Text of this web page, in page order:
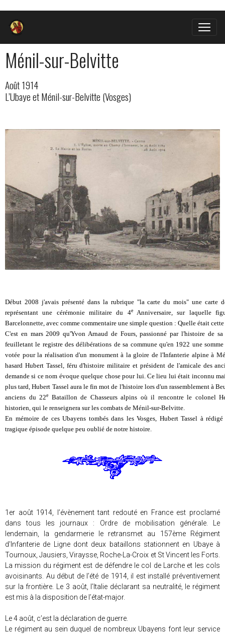
Ménil-sur-Belvitte
Août 1914
L’Ubaye et Ménil-sur-Belvitte (Vosges)
Début 2008 j'avais présenté dans la rubrique "la carte du mois" une carte
représentant une cérémonie militaire du 4eAnniversaire, sur laquelle
Barcelonnette, avec comme commentaire une simple question : Quelle était cette
C'est en mars 2009 qu'Yvon Arnaud de Fours, passionné par l'histoire de
feuilletant le registre des délibérations de sa commune qu'en 1922 une
votée pour la réalisation d'un monument à la gloire de l'Infanterie alpine à
hasard Hubert Tassel, féru d'histoire militaire et président de l'amicale des
demande si ce nom évoque quelque chose pour lui. Ce lieu lui était inconnu
plus tard, Hubert Tassel aura le fin mot de l'histoire lors d'un rassemblement à
anciens du 22e
Bataillon de Chasseurs alpins où il rencontre le colonel
historien, qui le renseignera sur les combats de Ménil-sur-Belvitte.
En mémoire de ces Ubayens tombés dans les Vosges, Hubert Tassel à
tragique épisode quelque peu oublié de notre histoire.
1er août 1914, l’évènement tant redouté en France est proclamé
dans tous les journaux : Ordre de mobilisation générale. Le
lendemain, la gendarmerie le retransmet au 157ème Régiment
d'Infanterie de Ligne dont deux bataillons stationnent en Ubaye à
Tournoux, Jausiers, Viraysse, Roche-La-Croix et St Vincent les Forts.
La mission du régiment est de défendre le col de Larche et les cols
avoisinants. Au début de l’été de 1914, il est installé préventivement
sur la frontière. Le 3 août, l’Italie déclarant sa neutralité, le régiment
est mis à la disposition de l’état-major.
Le 4 août, c’est la déclaration de guerre.
Le régiment au sein duquel de nombreux Ubayens font leur service